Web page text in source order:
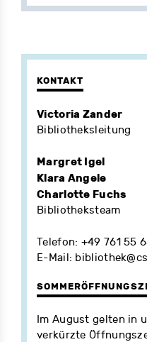
KONTAKT
Victoria Zander
Bibliotheksleitung
Margret Igel
Klara Angele
Charlotte Fuchs
Bibliotheksteam
Telefon: +49 761 55
E-Mail:
Im August gelten in
verkürzte